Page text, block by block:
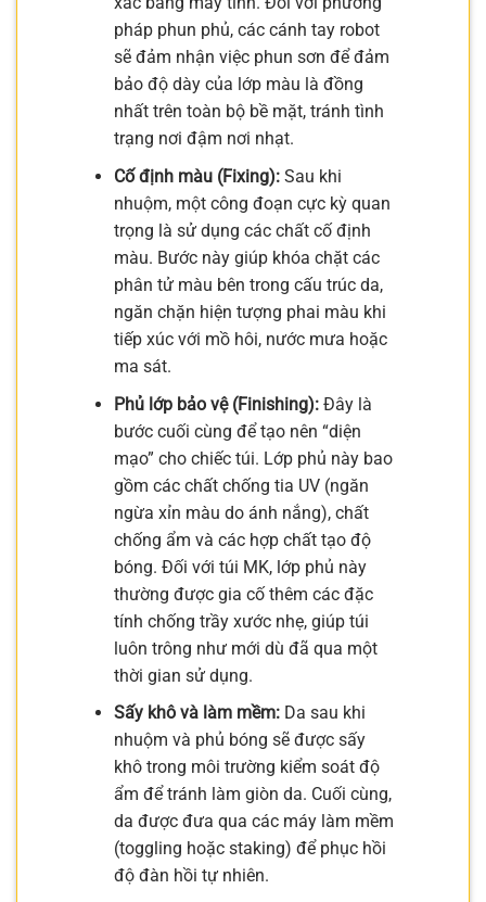
pháp phun phủ, các cánh tay robot
sẽ đảm nhận việc phun sơn để đảm
bảo độ dày của lớp màu là đồng
nhất trên toàn bộ bề mặt, tránh tình
trạng nơi đậm nơi nhạt.
Cố định màu (Fixing):Sau khi
nhuộm, một công đoạn cực kỳ quan
trọng là sử dụng các chất cố định
màu. Bước này giúp khóa chặt các
phân tử màu bên trong cấu trúc da,
ngăn chặn hiện tượng phai màu khi
tiếp xúc với mồ hôi, nước mưa hoặc
ma sát.
Phủ lớp bảo vệ (Finishing):Đây là
bước cuối cùng để tạo nên “diện
mạo” cho chiếc túi. Lớp phủ này bao
gồm các chất chống tia UV (ngăn
ngừa xỉn màu do ánh nắng), chất
chống ẩm và các hợp chất tạo độ
bóng. Đối với túi MK, lớp phủ này
thường được gia cố thêm các đặc
tính chống trầy xước nhẹ, giúp túi
luôn trông như mới dù đã qua một
thời gian sử dụng.
Sấy khô và làm mềm:Da sau khi
nhuộm và phủ bóng sẽ được sấy
khô trong môi trường kiểm soát độ
ẩm để tránh làm giòn da. Cuối cùng,
da được đưa qua các máy làm mềm
(toggling hoặc staking) để phục hồi
độ đàn hồi tự nhiên.